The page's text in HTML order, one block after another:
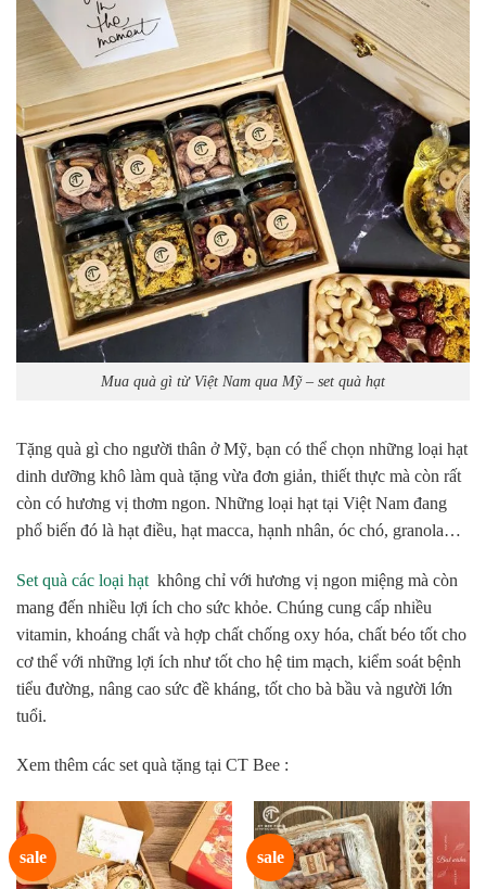
Mua quà gì từ Việt Nam qua Mỹ – set quà hạt
Tặng quà gì cho người thân ở Mỹ, bạn có thể chọn những loại hạt
dinh dưỡng khô làm quà tặng vừa đơn giản, thiết thực mà còn rất
còn có hương vị thơm ngon. Những loại hạt tại Việt Nam đang
phổ biến đó là hạt điều, hạt macca, hạnh nhân, óc chó, granola…
Set quà các loại hạt không chỉ với hương vị ngon miệng mà còn
mang đến nhiều lợi ích cho sức khỏe. Chúng cung cấp nhiều
vitamin, khoáng chất và hợp chất chống oxy hóa, chất béo tốt cho
cơ thể với những lợi ích như tốt cho hệ tim mạch, kiểm soát bệnh
tiểu đường, nâng cao sức đề kháng, tốt cho bà bầu và người lớn
tuổi.
Xem thêm các set quà tặng tại CT Bee :
sale sale